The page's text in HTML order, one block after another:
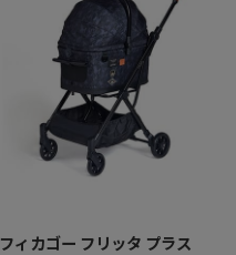
フィカゴー フリッタ プラス